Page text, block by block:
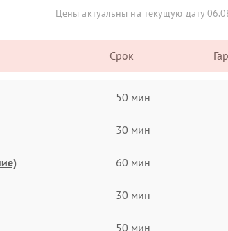
Цены актуальны на текущую дату
Срок
50 мин
30 мин
60 мин
30 мин
50 мин